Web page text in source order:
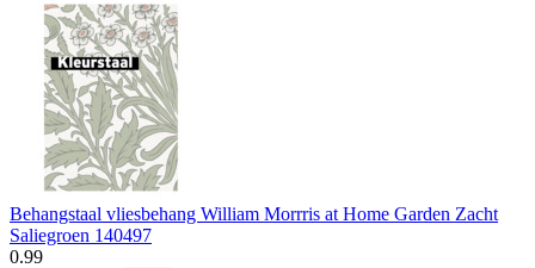
Behangstaal vliesbehang William Morrris at Home Garden Zacht
Saliegroen 140497
0.99